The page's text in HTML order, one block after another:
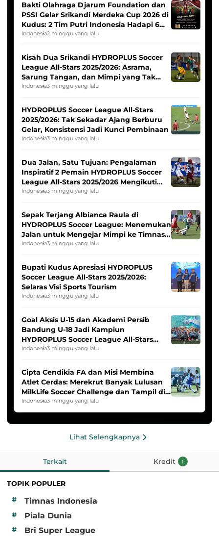
Bakti Olahraga Djarum Foundation dan
PSSI Gelar Srikandi Merdeka Cup 2026 di
Kudus: 2 Tim Putri Indonesia Hadapi 6
Tim Asia
Indonesia2 minggu yang lalu
Kisah Dua Srikandi HYDROPLUS Soccer
League All-Stars 2025/2026: Asrama,
Sarung Tangan, dan Mimpi yang Tak
Pernah Padam
Indonesia3 minggu yang lalu
HYDROPLUS Soccer League All-Stars
2025/2026: Tak Sekadar Ajang Berburu
Gelar, Konsistensi Jadi Kunci Pembinaan
Indonesia3 minggu yang lalu
Dua Jalan, Satu Tujuan: Pengalaman
Inspiratif 2 Pemain HYDROPLUS Soccer
League All-Stars 2025/2026 Mengikuti
Seleksi Timnas Indonesia Putri
Indonesia3 minggu yang lalu
Sepak Terjang Albianca Raula di
HYDROPLUS Soccer League: Menemukan
Jalan untuk Mengejar Mimpi ke Timnas
Indonesia Putri
Indonesia3 minggu yang lalu
Bupati Kudus Apresiasi HYDROPLUS
Soccer League All-Stars 2025/2026:
Selaras Visi Sports Tourism
Indonesia3 minggu yang lalu
Goal Aksis U-15 dan Akademi Persib
Bandung U-18 Jadi Kampiun
HYDROPLUS Soccer League All-Stars
2025/2026
Indonesia3 minggu yang lalu
Cipta Cendikia FA dan Misi Membina
Atlet Cerdas: Merekrut Banyak Lulusan
MilkLife Soccer Challenge dan Tampil di
HYDROPLUS Soccer League
Indonesia3 minggu yang lalu
Lihat Selengkapnya
Terkait Kredit 1
TOPIK POPULER
#
Timnas Indonesia
# Piala Dunia
# Bri Super League